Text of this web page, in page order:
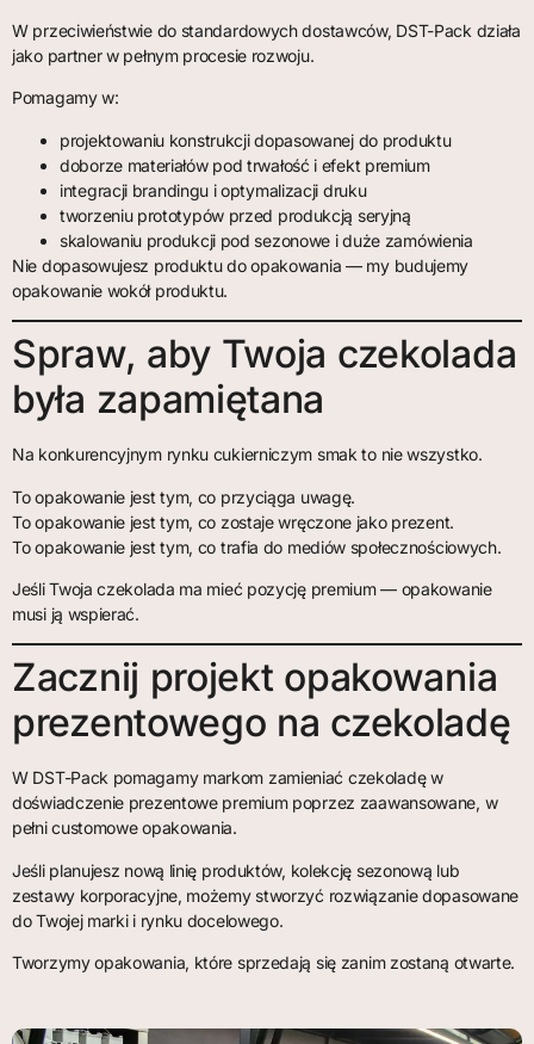
W przeciwieństwie do standardowych dostawców, DST-Pack działa
jako partner w pełnym procesie rozwoju.
Pomagamy w:
projektowaniu konstrukcji dopasowanej do produktu
doborze materiałów pod trwałość i efekt premium
integracji brandingu i optymalizacji druku
tworzeniu prototypów przed produkcją seryjną
skalowaniu produkcji pod sezonowe i duże zamówienia
Nie dopasowujesz produktu do opakowania — my budujemy
opakowanie wokół produktu.
Spraw, aby Twoja czekolada
była zapamiętana
Na konkurencyjnym rynku cukierniczym smak to nie wszystko.
To opakowanie jest tym, co przyciąga uwagę.
To opakowanie jest tym, co zostaje wręczone jako prezent.
To opakowanie jest tym, co trafia do mediów społecznościowych.
Jeśli Twoja czekolada ma mieć pozycję premium — opakowanie
musi ją wspierać.
Zacznij projekt opakowania
prezentowego na czekoladę
W DST-Pack pomagamy markom zamieniać czekoladę w
doświadczenie prezentowe premium poprzez zaawansowane, w
pełni customowe opakowania.
Jeśli planujesz nową linię produktów, kolekcję sezonową lub
zestawy korporacyjne, możemy stworzyć rozwiązanie dopasowane
do Twojej marki i rynku docelowego.
Tworzymy opakowania, które sprzedają się zanim zostaną otwarte.